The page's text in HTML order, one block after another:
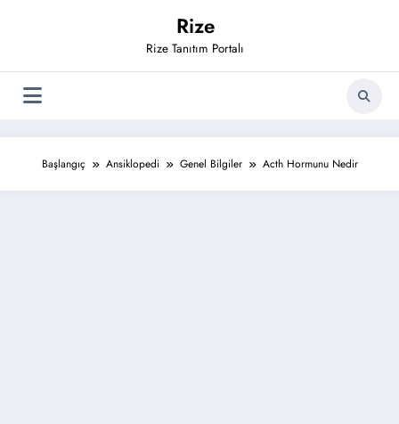
Rize
Rize Tanıtım Portalı
Başlangıç Ansiklopedi Genel Bilgiler Acth Hormunu Nedir